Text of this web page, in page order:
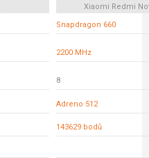
Xiaomi Redmi
Snapdragon 660
2200 MHz
8
Adreno 512
143629 bodů